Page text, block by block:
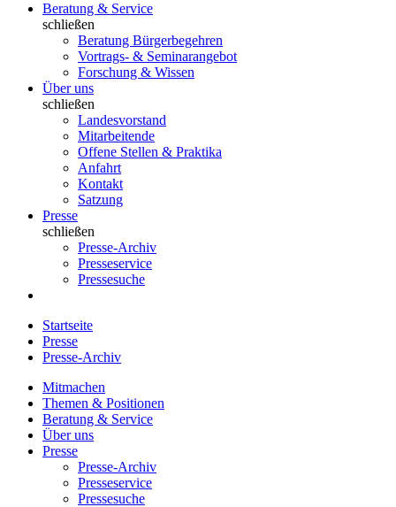
Beratung & Service
schließen
Beratung Bürgerbegehren
Vortrags- & Seminarangebot
Forschung & Wissen
Über uns
schließen
Landesvorstand
Mitarbeitende
Offene Stellen & Praktika
Anfahrt
Kontakt
Satzung
Presse
schließen
Presse-Archiv
Presseservice
Pressesuche
Startseite
Presse
Presse-Archiv
Mitmachen
Themen & Positionen
Beratung & Service
Über uns
Presse
Presse-Archiv
Presseservice
Pressesuche